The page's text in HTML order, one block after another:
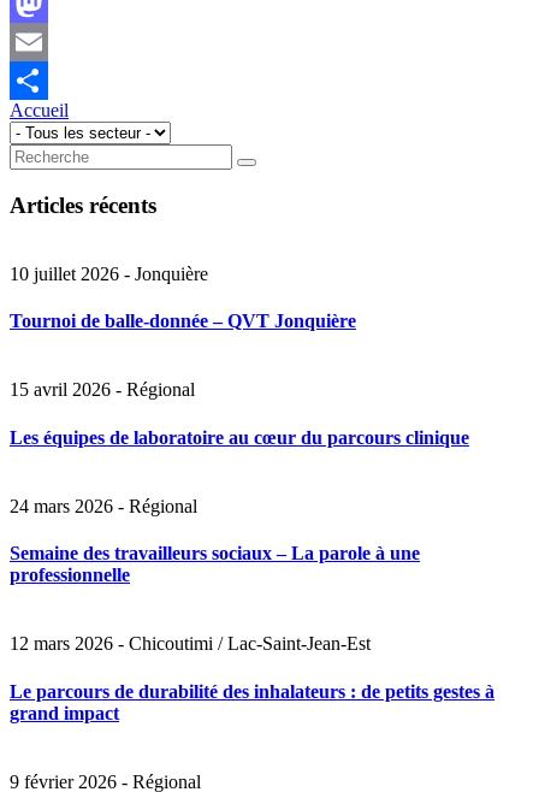
Mastodon
Email
Share
Accueil
Articles récents
10 juillet 2026 - Jonquière
Tournoi de balle-donnée – QVT Jonquière
15 avril 2026 - Régional
Les équipes de laboratoire au cœur du parcours clinique
24 mars 2026 - Régional
Semaine des travailleurs sociaux – La parole à une
professionnelle
12 mars 2026 - Chicoutimi / Lac-Saint-Jean-Est
Le parcours de durabilité des inhalateurs : de petits gestes à
grand impact
9 février 2026 - Régional